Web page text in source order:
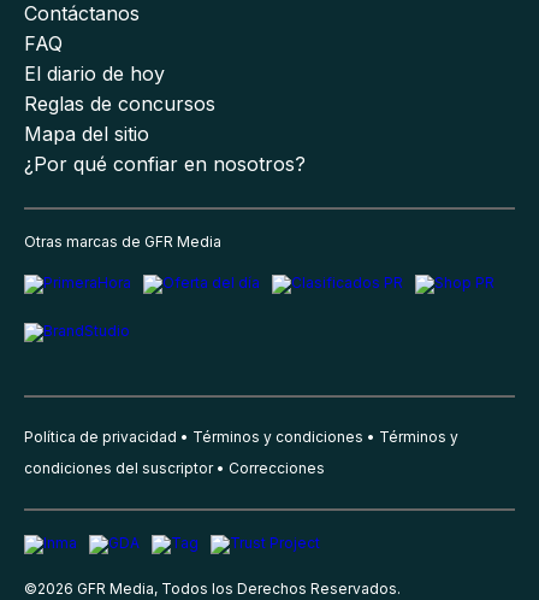
Contáctanos
FAQ
El diario de hoy
Reglas de concursos
Mapa del sitio
¿Por qué confiar en nosotros?
Otras marcas de GFR Media
Política de privacidad Términos y condiciones
Términos y
condiciones del suscriptor
Correcciones
©2026 GFR Media, Todos los Derechos Reservados.